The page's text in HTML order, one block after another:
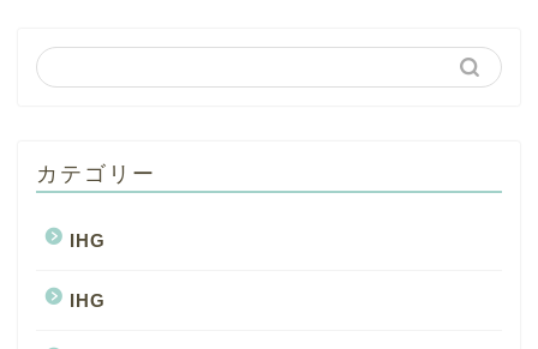
カテゴリー
IHG
IHG